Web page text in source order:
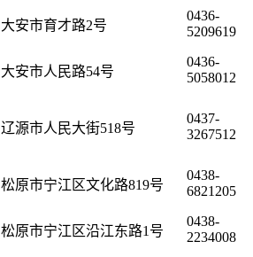
大安市育才路2号
0436-
5209619
大安市人民路54号
0436-
5058012
辽源市人民大街518号
0437-
3267512
松原市宁江区文化路819号
0438-
6821205
松原市宁江区沿江东路1号
0438-
2234008